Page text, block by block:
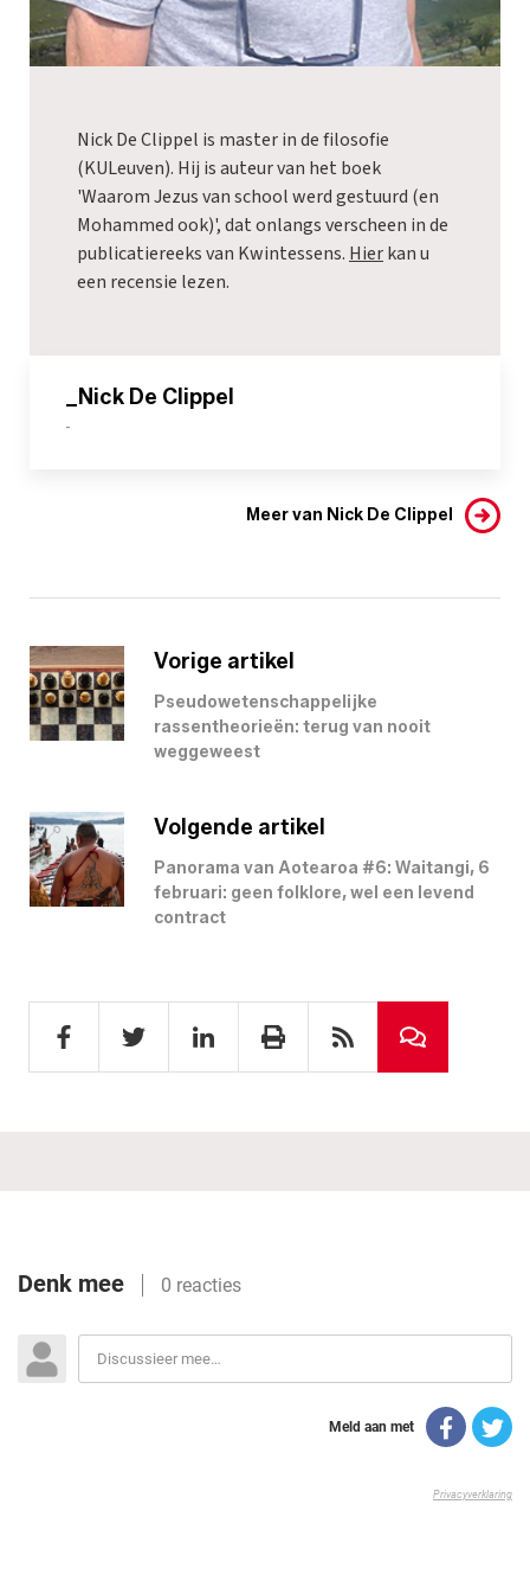
Nick De Clippel is master in de filosofie
(KULeuven). Hij is auteur van het boek
'Waarom Jezus van school werd gestuurd (en
Mohammed ook)', dat onlangs verscheen in de
publicatiereeks van Kwintessens. Hierkan u
een recensie lezen.
_Nick De Clippel
-
Meer van Nick De Clippel
Vorige artikel
Pseudowetenschappelijke
rassentheorieën: terug van nooit
weggeweest
Volgende artikel
Panorama van Aotearoa #6: Waitangi, 6
februari: geen folklore, wel een levend
contract